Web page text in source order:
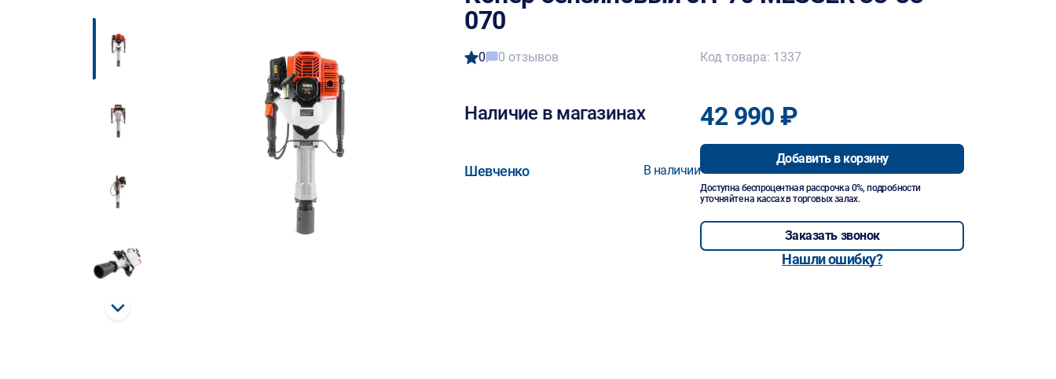
070
0 0 отзывов
Наличие в магазинах
Шевченко В наличии
Код товара: 1337
42 990 ₽
Добавить в корзину
Доступна беспроцентная рассрочка 0%, подробности
уточняйте на кассах в торговых залах.
Заказать звонок
Нашли ошибку?